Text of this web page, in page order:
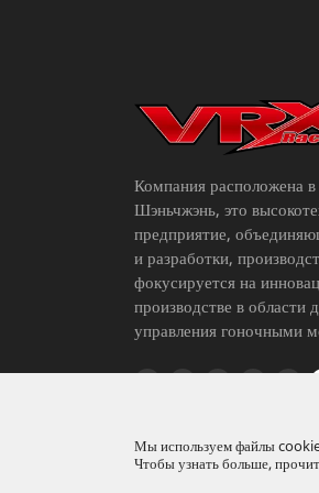
Компания расположена
Шэньчжэнь, это
предприятие,
и разработки,
фокусируется на
производстве в области
управления гоночными
Мы используем файлы cookie
Чтобы узнать больше,